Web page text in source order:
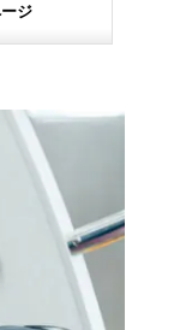
ジ